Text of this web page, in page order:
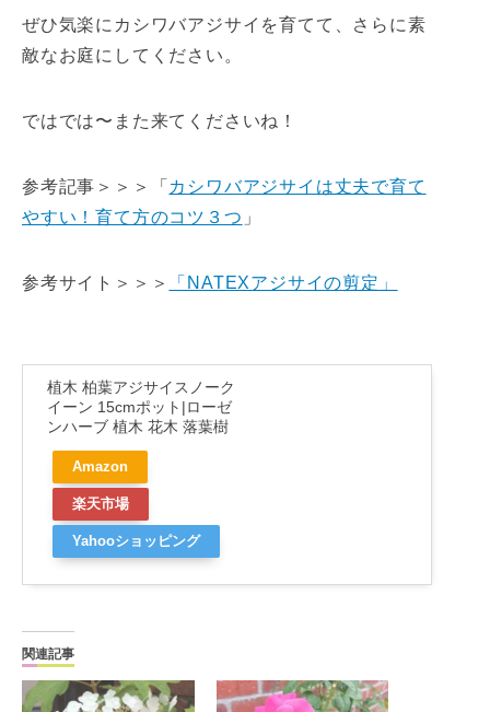
ぜひ気楽にカシワバアジサイを育てて、さらに素
敵なお庭にしてください。
ではでは〜また来てくださいね！
参考記事＞＞＞「 カシワバアジサイは丈夫で育て
やすい！育て方のコツ３つ 」
参考サイト＞＞＞ 「NATEXアジサイの剪定」
植木 柏葉アジサイスノーク
イーン 15cmポット|ローゼ
ンハーブ 植木 花木 落葉樹
Amazon
楽天市場
Yahooショッピング
関連記事